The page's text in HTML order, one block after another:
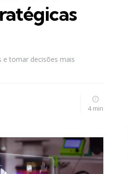
e tomar decisões mais
4 min